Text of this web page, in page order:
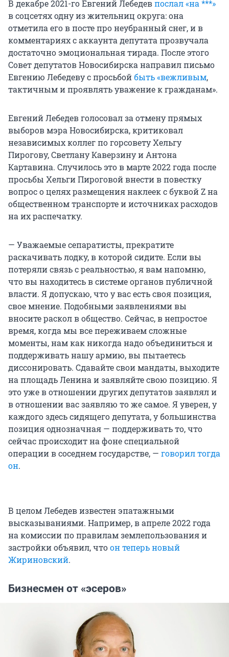
В декабре 2021-го Евгений Лебедевпослал «на ***»
в соцсетях одну из жительниц округа: она
отметила его в посте про неубранный снег, и в
комментариях с аккаунта депутата прозвучала
достаточно эмоциональная тирада. После этого
Совет депутатов Новосибирска направил письмо
Евгению Лебедеву с просьбойбыть «вежливым,
тактичным и проявлять уважение к гражданам».
Евгений Лебедев голосовал за отмену прямых
выборов мэра Новосибирска, критиковал
независимых коллег по горсовету Хельгу
Пирогову, Светлану Каверзину и Антона
Картавина. Случилось это в марте 2022 года после
просьбы Хельги Пироговой внести в повестку
вопрос о целях размещения наклеек с буквой Z на
общественном транспорте и источниках расходов
на их распечатку.
— Уважаемые сепаратисты, прекратите
раскачивать лодку, в которой сидите. Если вы
потеряли связь с реальностью, я вам напомню,
что вы находитесь в системе органов публичной
власти. Я допускаю, что у вас есть своя позиция,
свое мнение. Подобными заявлениями вы
вносите раскол в общество. Сейчас, в непростое
время, когда мы все переживаем сложные
моменты, нам как никогда надо объединиться и
поддерживать нашу армию, вы пытаетесь
диссонировать. Сдавайте свои мандаты, выходите
на площадь Ленина и заявляйте свою позицию. Я
это уже в отношении других депутатов заявлял и
в отношении вас заявляю то же самое. Я уверен, у
каждого здесь сидящего депутата, у большинства
позиция однозначная — поддерживать то, что
сейчас происходит на фоне специальной
операции в соседнем государстве, — говорил тогда
он.
В целом Лебедев известен эпатажными
высказываниями. Например, в апреле 2022 года
на комиссии по правилам землепользования и
застройки объявил, чтоон теперь новый
Жириновский.
Бизнесмен от «эсеров»